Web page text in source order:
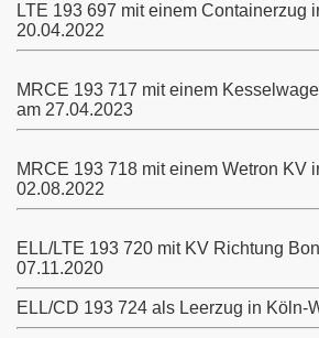
LTE 193 697 mit einem Containerzug
20.04.2022
MRCE 193 717 mit einem
am 27.04.2023
MRCE 193 718 mit einem Wetron KV
02.08.2022
ELL/LTE 193 720 mit KV Richtung
07.11.2020
ELL/CD 193 724 als Leerzug in Köln-